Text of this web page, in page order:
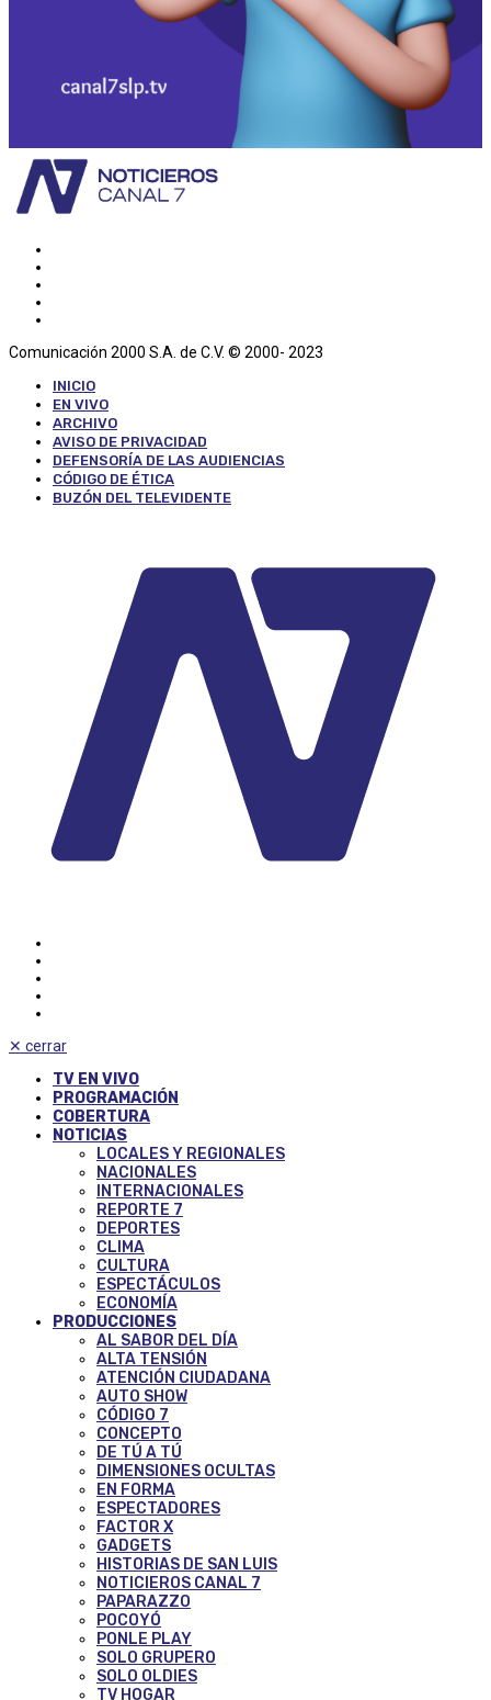
Comunicación 2000 S.A. de C.V. © 2000- 2023
INICIO
EN VIVO
ARCHIVO
AVISO DE PRIVACIDAD
DEFENSORÍA DE LAS AUDIENCIAS
CÓDIGO DE ÉTICA
BUZÓN DEL TELEVIDENTE
✕ cerrar
TV EN VIVO
PROGRAMACIÓN
COBERTURA
NOTICIAS
LOCALES Y REGIONALES
NACIONALES
INTERNACIONALES
REPORTE 7
DEPORTES
CLIMA
CULTURA
ESPECTÁCULOS
ECONOMÍA
PRODUCCIONES
AL SABOR DEL DÍA
ALTA TENSIÓN
ATENCIÓN CIUDADANA
AUTO SHOW
CÓDIGO 7
CONCEPTO
DE TÚ A TÚ
DIMENSIONES OCULTAS
EN FORMA
ESPECTADORES
FACTOR X
GADGETS
HISTORIAS DE SAN LUIS
NOTICIEROS CANAL 7
PAPARAZZO
POCOYÓ
PONLE PLAY
SOLO GRUPERO
SOLO OLDIES
TV HOGAR